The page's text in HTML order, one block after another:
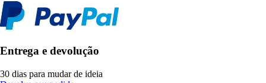
Entrega e devolução
30 dias para mudar de ideia